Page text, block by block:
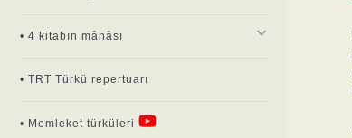
• 4 kitabın mânâsı
• TRT Türkü repertuarı
• Memleket türküleri